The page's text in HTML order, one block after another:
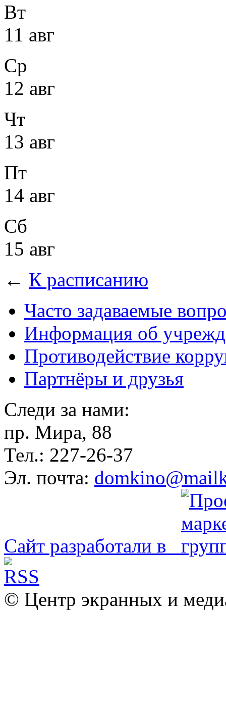
Вт
11 авг
Ср
12 авг
Чт
13 авг
Пт
14 авг
Сб
15 авг
← К расписанию
Часто задаваемые
Информация об
Противодействие
Партнёры и друзья
Следи за нами:
пр. Мира, 88
Тел.: 227-26-37
Эл. почта:
Сайт разработали в
© Центр экранных и